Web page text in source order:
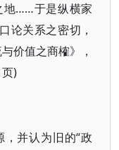
地……于是纵横家
论关系之密切，
价值之商榷》，
)
并认为旧的“政